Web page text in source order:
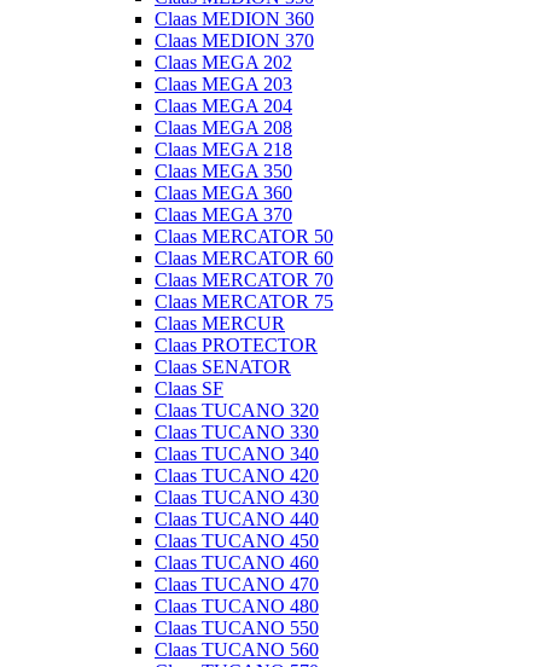
Claas MEDION 360
Claas MEDION 370
Claas MEGA 202
Claas MEGA 203
Claas MEGA 204
Claas MEGA 208
Claas MEGA 218
Claas MEGA 350
Claas MEGA 360
Claas MEGA 370
Claas MERCATOR 50
Claas MERCATOR 60
Claas MERCATOR 70
Claas MERCATOR 75
Claas MERCUR
Claas PROTECTOR
Claas SENATOR
Claas SF
Claas TUCANO 320
Claas TUCANO 330
Claas TUCANO 340
Claas TUCANO 420
Claas TUCANO 430
Claas TUCANO 440
Claas TUCANO 450
Claas TUCANO 460
Claas TUCANO 470
Claas TUCANO 480
Claas TUCANO 550
Claas TUCANO 560